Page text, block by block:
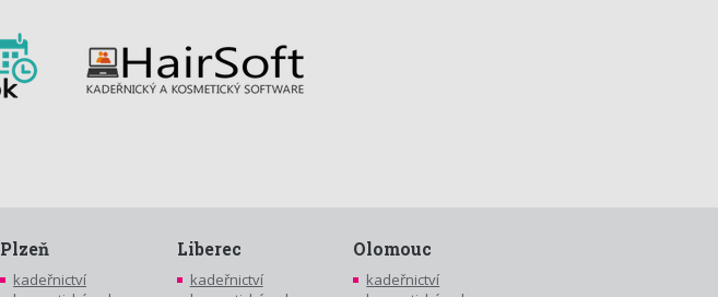
Plzeň
kadeřnictví
Liberec
kadeřnictví
Olomouc
kadeřnictví